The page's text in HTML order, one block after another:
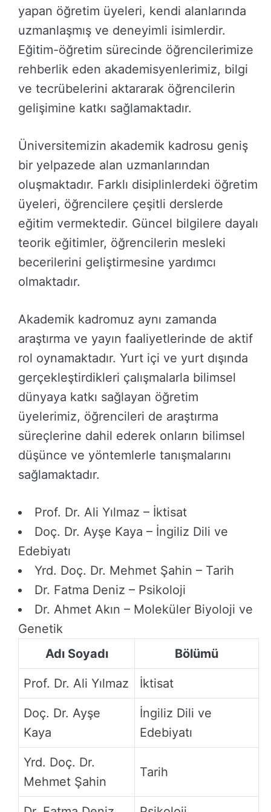
yapan öğretim üyeleri, kendi alanlarında
uzmanlaşmış ve deneyimli isimlerdir.
Eğitim-öğretim sürecinde öğrencilerimize
rehberlik eden akademisyenlerimiz, bilgi
ve tecrübelerini aktararak öğrencilerin
gelişimine katkı sağlamaktadır.
Üniversitemizin akademik kadrosu geniş
bir yelpazede alan uzmanlarından
oluşmaktadır. Farklı disiplinlerdeki öğretim
üyeleri, öğrencilere çeşitli derslerde
eğitim vermektedir. Güncel bilgilere dayalı
teorik eğitimler, öğrencilerin mesleki
becerilerini geliştirmesine yardımcı
olmaktadır.
Akademik kadromuz aynı zamanda
araştırma ve yayın faaliyetlerinde de aktif
rol oynamaktadır. Yurt içi ve yurt dışında
gerçekleştirdikleri çalışmalarla bilimsel
dünyaya katkı sağlayan öğretim
üyelerimiz, öğrencileri de araştırma
süreçlerine dahil ederek onların bilimsel
düşünce ve yöntemlerle tanışmalarını
sağlamaktadır.
Prof. Dr. Ali Yılmaz – İktisat
Doç. Dr. Ayşe Kaya – İngiliz Dili ve
Edebiyatı
Yrd. Doç. Dr. Mehmet Şahin – Tarih
Dr. Fatma Deniz – Psikoloji
Dr. Ahmet Akın – Moleküler Biyoloji ve
Genetik
Adı Soyadı
Bölümü
Prof. Dr. Ali Yılmaz İktisat
Doç. Dr. Ayşe
Kaya
İngiliz Dili ve
Edebiyatı
Yrd. Doç. Dr.
Mehmet Şahin
Tarih